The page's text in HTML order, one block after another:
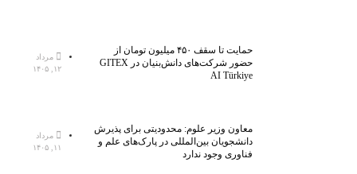
حمایت تا سقف ۴۵۰ میلیون تومان از
حضور شرکت‌های دانش‌بنیان در GITEX
AI Türkiye
مرداد
۱۲, ۱۴۰۵
معاون وزیر علوم: محدودیتی برای پذیرش
دانشجویان بین‌المللی در پارک‌های علم و
فناوری وجود ندارد
مرداد
۱۱, ۱۴۰۵